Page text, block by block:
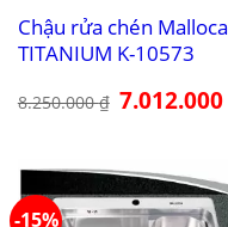
Chậu rửa chén Malloca
TITANIUM K-10573
8.250.000₫ Giá
gốc
7.012.000
-15%